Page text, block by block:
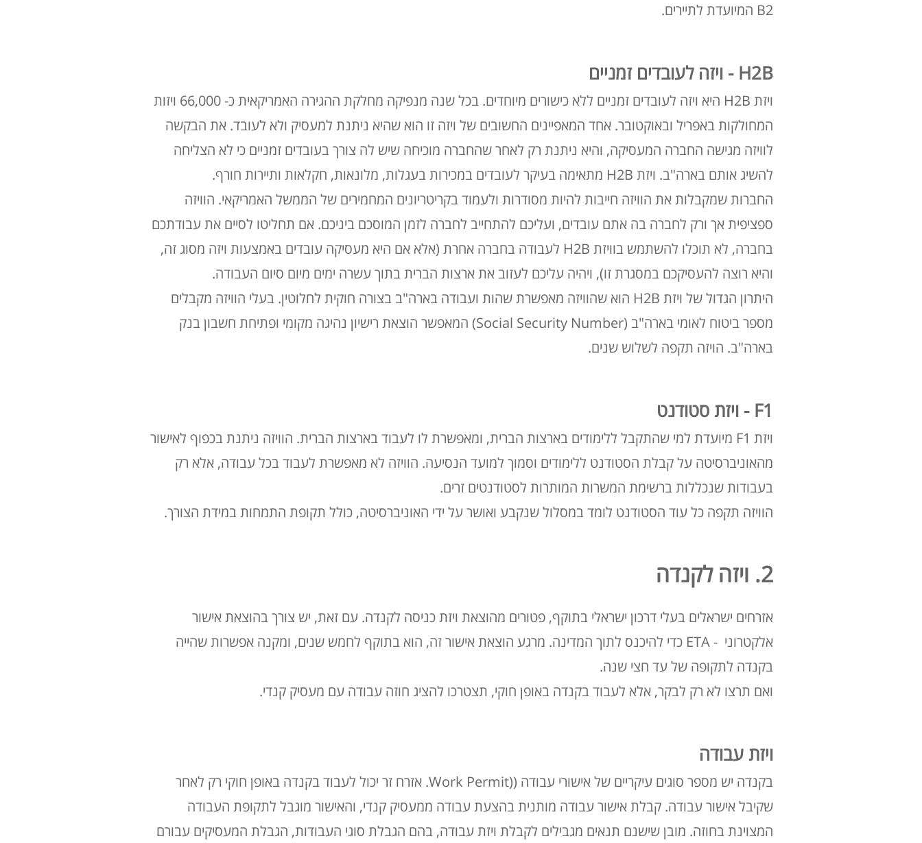
B2 המיועדת לתיירים.
H2B - ויזה לעובדים זמניים
ויזת H2B היא ויזה לעובדים זמניים ללא כישורים מיוחדים. בכל שנה מנפיקה מחלקת ההגירה האמריקאית כ- 66,000 ויזות
המחולקות באפריל ובאוקטובר. אחד המאפיינים החשובים של ויזה זו הוא שהיא ניתנת למעסיק ולא לעובד. את הבקשה
לוויזה מגישה החברה המעסיקה, והיא ניתנת רק לאחר שהחברה מוכיחה שיש לה צורך בעובדים זמניים כי לא הצליחה
להשיג אותם בארה"ב. ויזת H2B מתאימה בעיקר לעובדים במכירות בעגלות, מלונאות, חקלאות ותיירות חורף.
החברות שמקבלות את הוויזה חייבות להיות מסודרות ולעמוד בקריטריונים המחמירים של הממשל האמריקאי. הוויזה
ספציפית אך ורק לחברה בה אתם עובדים, ועליכם להתחייב לחברה לזמן המוסכם ביניכם. אם תחליטו לסיים את עבודתכם
בחברה, לא תוכלו להשתמש בוויזת H2B לעבודה בחברה אחרת (אלא אם היא מעסיקה עובדים באמצעות ויזה מסוג זה,
והיא רוצה להעסיקכם במסגרת זו), ויהיה עליכם לעזוב את ארצות הברית בתוך עשרה ימים מיום סיום העבודה.
היתרון הגדול של ויזת H2B הוא שהוויזה מאפשרת שהות ועבודה בארה"ב בצורה חוקית לחלוטין. בעלי הוויזה מקבלים
מספר ביטוח לאומי בארה"ב (Social Security Number) המאפשר הוצאת רישיון נהיגה מקומי ופתיחת חשבון בנק
בארה"ב. הויזה תקפה לשלוש שנים.
F1 - ויזת סטודנט
ויזת F1 מיועדת למי שהתקבל ללימודים בארצות הברית, ומאפשרת לו לעבוד בארצות הברית. הוויזה ניתנת בכפוף לאישור
מהאוניברסיטה על קבלת הסטודנט ללימודים וסמוך למועד הנסיעה. הוויזה לא מאפשרת לעבוד בכל עבודה, אלא רק
בעבודות שנכללות ברשימת המשרות המותרות לסטודנטים זרים.
הוויזה תקפה כל עוד הסטודנט לומד במסלול שנקבע ואושר על ידי האוניברסיטה, כולל תקופת התמחות במידת הצורך.
2. ויזה לקנדה
אזרחים ישראלים בעלי דרכון ישראלי בתוקף, פטורים מהוצאת ויזת כניסה לקנדה. עם זאת, יש צורך בהוצאת אישור
אלקטרוני - ETA כדי להיכנס לתוך המדינה. מרגע הוצאת אישור זה, הוא בתוקף לחמש שנים, ומקנה אפשרות שהייה
בקנדה לתקופה של עד חצי שנה.
ואם תרצו לא רק לבקר, אלא לעבוד בקנדה באופן חוקי, תצטרכו להציג חוזה עבודה עם מעסיק קנדי.
ויזת עבודה
בקנדה יש מספר סוגים עיקריים של אישורי עבודה ((Work Permit. אזרח זר יכול לעבוד בקנדה באופן חוקי רק לאחר
שקיבל אישור עבודה. קבלת אישור עבודה מותנית בהצעת עבודה ממעסיק קנדי, והאישור מוגבל לתקופת העבודה
המצוינת בחוזה. מובן שישנם תנאים מגבילים לקבלת ויזת עבודה, בהם הגבלת סוגי העבודות, הגבלת המעסיקים עבורם